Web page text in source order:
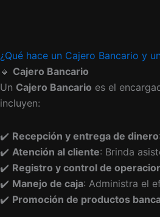
¿Qué hace un Cajero Bancario y
🔸 Cajero Bancario
Un Cajero Bancario es el
incluyen:
✔️ Recepción y entrega de dinero
✔️ Atención al cliente: Brinda
✔️ Registro y control de
✔️ Manejo de caja: Administra el
✔️ Promoción de productos